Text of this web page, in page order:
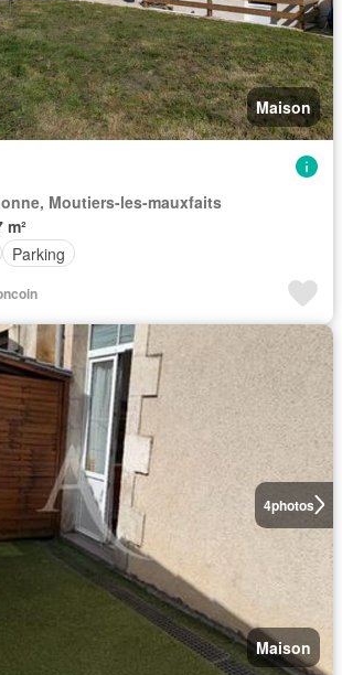
Maison
Moutiers-les-mauxfaits
m²
Parking
4photos
Maison